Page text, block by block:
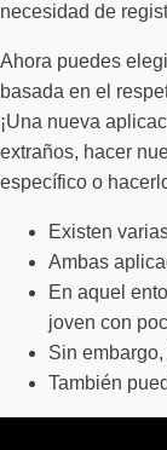
necesidad de
Ahora puedes
basada en el
¡Una nueva
extraños, hacer
específico o
Existen
Ambas
En aquel
joven con
Sin
También